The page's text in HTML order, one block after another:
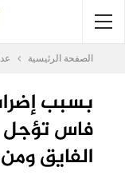
الصفحة الرئيسية
بسبب
فاس تؤجل
الفايق